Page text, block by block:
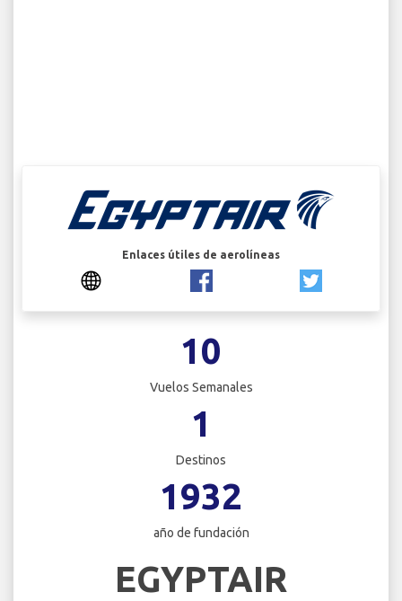
Enlaces útiles de aerolíneas
10
Vuelos Semanales
1
Destinos
1932
año de fundación
EGYPTAIR